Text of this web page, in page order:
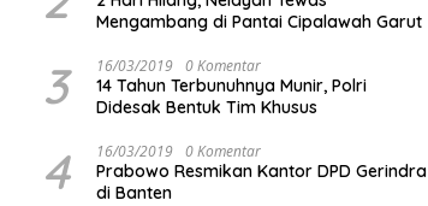
Mengambang di Pantai Cipalawah Garut
3 16/03/2019 0 Komentar
14 Tahun Terbunuhnya Munir, Polri
Didesak Bentuk Tim Khusus
4 16/03/2019 0 Komentar
Prabowo Resmikan Kantor DPD Gerindra
di Banten